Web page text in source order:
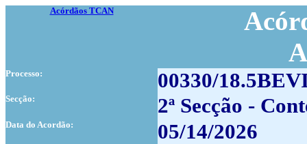
Acórdãos TCAN
Processo: 00330/
Secção: 2ª Secção -
Data do Acordão: 05/14/2026